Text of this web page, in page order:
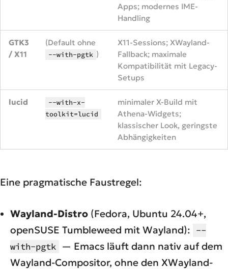
Apps; modernes IME-
Handling
GTK3
/ X11
(Default ohne
--with-pgtk )
X11-Sessions; XWayland-
Fallback; maximale
Kompatibilität mit Legacy-
Setups
lucid
--with-x-
toolkit=lucid
minimaler X-Build mit
Athena-Widgets;
klassischer Look, geringste
Abhängigkeiten
Eine pragmatische Faustregel:
Wayland-Distro (Fedora, Ubuntu 24.04+,
openSUSE Tumbleweed mit Wayland): --
with-pgtk — Emacs läuft dann nativ auf dem
Wayland-Compositor, ohne den XWayland-